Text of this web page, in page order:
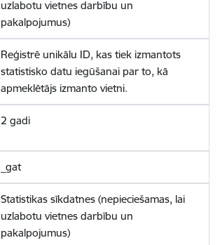
uzlabotu vietnes darbību un
pakalpojumus)
Reģistrē unikālu ID, kas tiek izmantots
statistisko datu iegūšanai par to, kā
apmeklētājs izmanto vietni.
2 gadi
_gat
Statistikas sīkdatnes (nepieciešamas, lai
uzlabotu vietnes darbību un
pakalpojumus)